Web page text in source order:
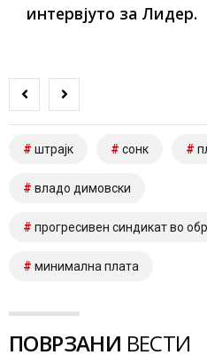
интервјуто за Лидер.
штрајк сонк
владо димовски
прогресивен синдикат во
минимална плата
ПОВРЗАНИ ВЕСТИ